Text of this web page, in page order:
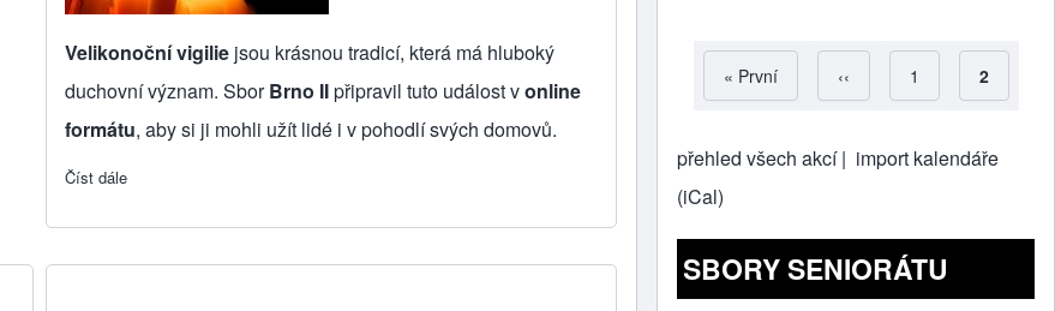
Velikonoční vigilie jsou krásnou tradicí, která má hluboký
duchovní význam. SborBrno IIpřipravil tuto událost vonline
formátu, aby si ji mohli užít lidé i v pohodlí svých domovů.
Číst dále
Pagination
First page
« První Předchozí stránka
‹‹ Strana
1 Aktuální
2
přehled všech akcí | import kalendáře
(iCal)
SBORY SENIORÁTU